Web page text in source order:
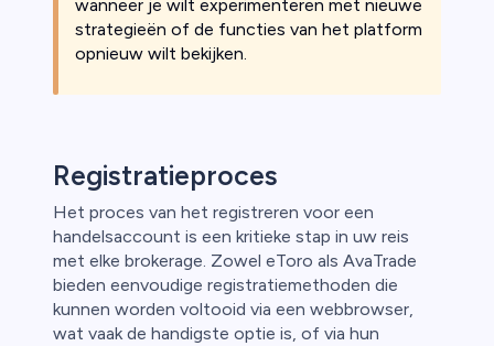
wanneer je wilt experimenteren met nieuwe
strategieën of de functies van het platform
opnieuw wilt bekijken.
Registratieproces
Het proces van het registreren voor een
handelsaccount is een kritieke stap in uw reis
met elke brokerage. Zowel eToro als AvaTrade
bieden eenvoudige registratiemethoden die
kunnen worden voltooid via een webbrowser,
wat vaak de handigste optie is, of via hun